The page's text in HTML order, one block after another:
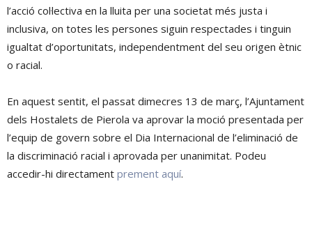
l’acció col·lectiva en la lluita per una societat més justa i
inclusiva, on totes les persones siguin respectades i tinguin
igualtat d’oportunitats, independentment del seu origen ètnic
o racial.
En aquest sentit, el passat dimecres 13 de març, l’Ajuntament
dels Hostalets de Pierola va aprovar la moció presentada per
l’equip de govern sobre el Dia Internacional de l’eliminació de
la discriminació racial i aprovada per unanimitat. Podeu
accedir-hi directament prement aquí.